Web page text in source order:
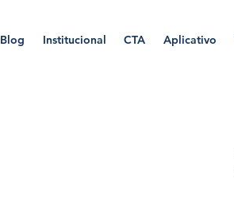
Blog Institucional CTA Aplicativo